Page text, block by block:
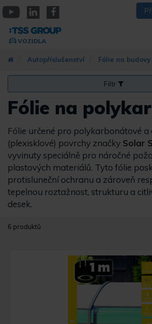
Přejít
k
hlavnímu
obsahuVOZIDLA
Autopříslušenství Fólie na budovy
Filtr
Fólie na
Fólie určené pro polykarbonátové
(plexisklové) povrchy značky Solar
vyvinuty speciálně pro náročné
plastových materiálů. Tyto fólie
protisluneční ochranu a zároveň
tepelnou roztažnost, strukturu a
desek.
6 produktů